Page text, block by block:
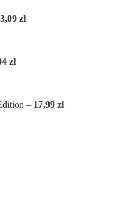
zł
zł
– 17,99 zł